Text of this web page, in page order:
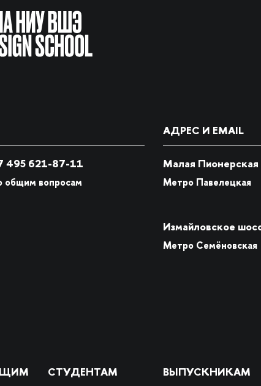
495 621-87-11
общим вопросам
АДРЕС И EMAIL
Малая Пионерская
Метро Павелецкая
Измайловское
Метро Семёновская
СТУДЕНТАМ ВЫПУСКНИКАМ